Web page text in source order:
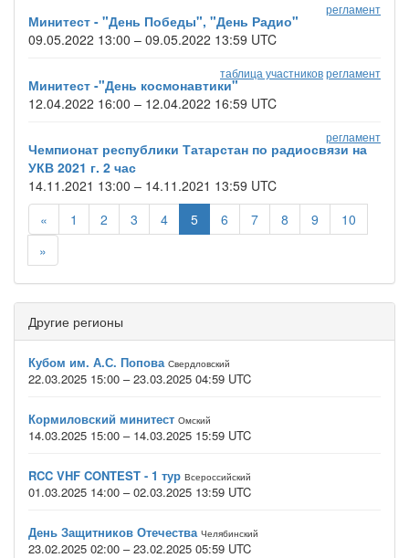
регламент
Минитест - "День Победы", "День Радио"
09.05.2022 13:00 – 09.05.2022 13:59 UTC
таблица участниковрегламент
Минитест -"День космонавтики"
12.04.2022 16:00 – 12.04.2022 16:59 UTC
регламент
Чемпионат республики Татарстан по радиосвязи на
УКВ 2021 г. 2 час
14.11.2021 13:00 – 14.11.2021 13:59 UTC
«
1 2 3 4 5 6 7 8 9
10
»
Другие регионы
Кубом им. А.С. Попова Свердловский
22.03.2025 15:00 – 23.03.2025 04:59 UTC
Кормиловский минитест Омский
14.03.2025 15:00 – 14.03.2025 15:59 UTC
RCC VHF CONTEST - 1 тур Всероссийский
01.03.2025 14:00 – 02.03.2025 13:59 UTC
День Защитников Отечества Челябинский
23.02.2025 02:00 – 23.02.2025 05:59 UTC